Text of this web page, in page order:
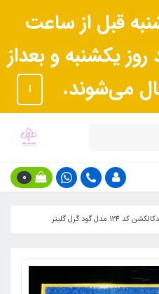
قبل از ساعت
یکشنبه و بعداز
می‌شوند.
ا
0
مدل گود گرل گلیتر